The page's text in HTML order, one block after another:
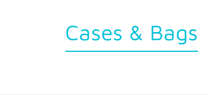
ಸಂ
ಗ್
Cases & Bags